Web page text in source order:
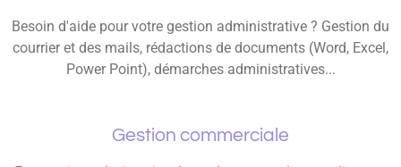
Besoin d'aide pour votre gestion administrative ? Gestion du
courrier et des mails, rédactions de documents (Word, Excel,
Power Point), démarches administratives...
Gestion commerciale